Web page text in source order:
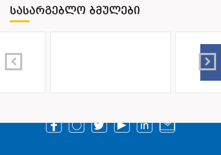
ᲡᲐᲡᲐᲠᲒᲔᲑᲚᲝ ᲑᲛᲣᲚᲔᲑᲘ